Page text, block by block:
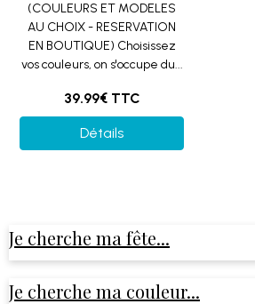
(COULEURS ET MODELES
AU CHOIX - RESERVATION
EN BOUTIQUE) Choisissez
vos couleurs, on s'occupe du...
39.99€ TTC
Détails
Je cherche ma fête...
Je cherche ma couleur...